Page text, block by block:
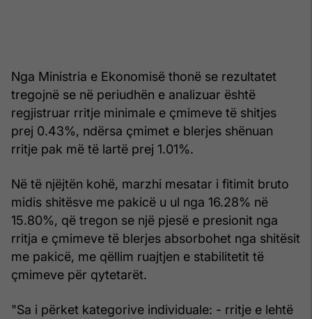
Nga Ministria e Ekonomisë thonë se rezultatet
tregojnë se në periudhën e analizuar është
regjistruar rritje minimale e çmimeve të shitjes
prej 0.43%, ndërsa çmimet e blerjes shënuan
rritje pak më të lartë prej 1.01%.
Në të njëjtën kohë, marzhi mesatar i fitimit bruto
midis shitësve me pakicë u ul nga 16.28% në
15.80%, që tregon se një pjesë e presionit nga
rritja e çmimeve të blerjes absorbohet nga shitësit
me pakicë, me qëllim ruajtjen e stabilitetit të
çmimeve për qytetarët.
"Sa i përket kategorive individuale: - rritje e lehtë